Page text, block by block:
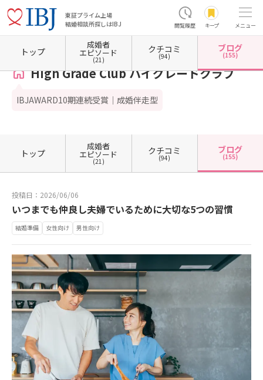
東証プライム上場
結婚相談所探しはIBJ
閲覧履歴 キープ メニュー
ホーム 新潟県の結婚相談所 新潟県新潟市 新潟県新潟市中央区 High Grade Club ハ
High Grade Club ハイグレードクラブ
IBJAWARD10期連続受賞｜成婚伴走型
トップ
成婚者
エピソード
(21)
クチコミ
(94)
ブログ
(155)
トップ
成婚者
エピソード
(21)
クチコミ
(94)
ブログ
(155)
投稿日：2026/06/06
いつまでも仲良し夫婦でいるために大切な5つの習慣
結婚準備 女性向け 男性向け